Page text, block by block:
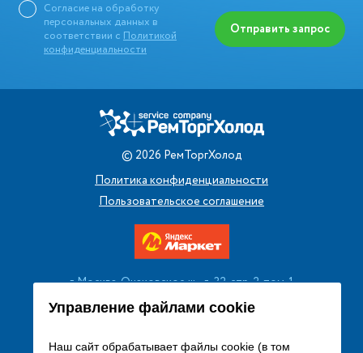
Управление файлами cookie
Наш сайт обрабатывает файлы cookie (в том
Согласие на обработку
персональных данных в
соответствии с Политикой
конфиденциальности
Отправить запрос
© 2026 РемТоргХолод
Политика конфиденциальности
Пользовательское соглашение
г. Москва, Очаковское ш., д. 32, стр. 2, пом. 1
+7 (495) 256 08 13
Заказать звонок